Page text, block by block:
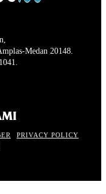
Medan 20148.
PRIVACY POLICY